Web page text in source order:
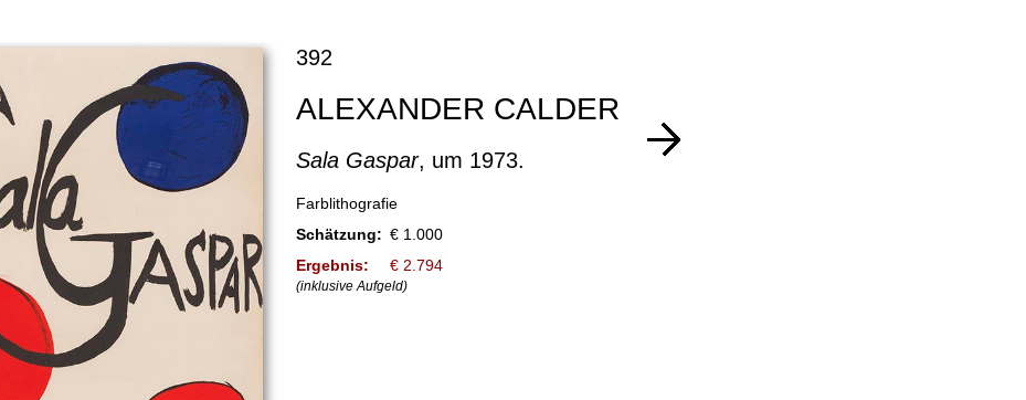
392
ALEXANDER CALDER
Sala Gaspar, um 1973.
Farblithografie
Schätzung: € 1.000
Ergebnis:
€ 2.794
(inklusive Aufgeld)